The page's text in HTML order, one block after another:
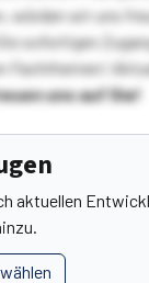
würden wir uns
sofortigen
uns auf Sie!
aktuellen